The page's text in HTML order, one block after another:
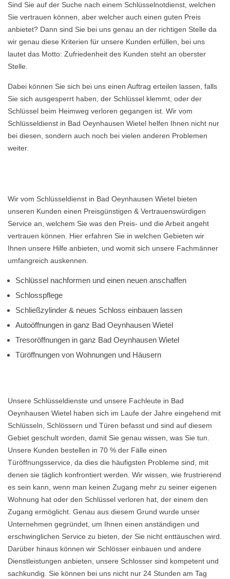
Sind Sie auf der Suche nach einem Schlüsselnotdienst, welchen
Sie vertrauen können, aber welcher auch einen guten Preis
anbietet? Dann sind Sie bei uns genau an der richtigen Stelle da
wir genau diese Kriterien für unsere Kunden erfüllen, bei uns
lautet das Motto: Zufriedenheit des Kunden steht an oberster
Stelle.
Dabei können Sie sich bei uns einen Auftrag erteilen lassen, falls
Sie sich ausgesperrt haben, der Schlüssel klemmt, oder der
Schlüssel beim Heimweg verloren gegangen ist. Wir vom
Schlüsseldienst in Bad Oeynhausen Wietel helfen Ihnen nicht nur
bei diesen, sondern auch noch bei vielen anderen Problemen
weiter.
Wir vom Schlüsseldienst in Bad Oeynhausen Wietel bieten
unseren Kunden einen Preisgünstigen & Vertrauenswürdigen
Service an, welchem Sie was den Preis- und die Arbeit angeht
vertrauen können. Hier erfahren Sie in welchen Gebieten wir
Ihnen unsere Hilfe anbieten, und womit sich unsere Fachmänner
umfangreich auskennen.
Schlüssel nachformen und einen neuen anschaffen
Schlosspflege
Schließzylinder & neues Schloss einbauen lassen
Autoöffnungen in ganz Bad Oeynhausen Wietel
Tresoröffnungen in ganz Bad Oeynhausen Wietel
Türöffnungen von Wohnungen und Häusern
Unsere Schlüsseldienste und unsere Fachleute in Bad
Oeynhausen Wietel haben sich im Laufe der Jahre eingehend mit
Schlüsseln, Schlössern und Türen befasst und sind auf diesem
Gebiet geschult worden, damit Sie genau wissen, was Sie tun.
Unsere Kunden bestellen in 70 % der Fälle einen
Türöffnungsservice, da dies die häufigsten Probleme sind, mit
denen sie täglich konfrontiert werden. Wir wissen, wie frustrierend
es sein kann, wenn man keinen Zugang mehr zu seiner eigenen
Wohnung hat oder den Schlüssel verloren hat, der einem den
Zugang ermöglicht. Genau aus diesem Grund wurde unser
Unternehmen gegründet, um Ihnen einen anständigen und
erschwinglichen Service zu bieten, der Sie nicht enttäuschen wird.
Darüber hinaus können wir Schlösser einbauen und andere
Dienstleistungen anbieten, unsere Schlosser sind kompetent und
sachkundig. Sie können bei uns nicht nur 24 Stunden am Tag